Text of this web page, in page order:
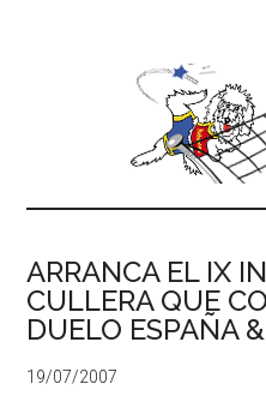
ARRANCA EL IX
CULLERA QUE
DUELO ESPAÑA
19/07/2007